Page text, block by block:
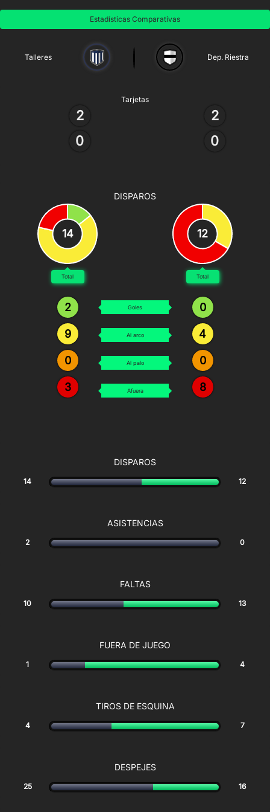
Estadísticas Comparativas
Talleres Dep. Riestra
Tarjetas
2
0
2
0
DISPAROS
14
Total
2
9
0
3
12
Total
0
4
0
8
Goles
Al arco
Al palo
Afuera
DISPAROS
14 12
ASISTENCIAS
2 0
FALTAS
10 13
FUERA DE JUEGO
1 4
TIROS DE ESQUINA
4 7
DESPEJES
25 16